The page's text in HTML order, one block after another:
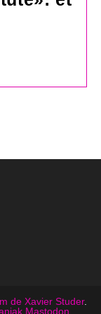
de Xavier Studer.
Mastodon